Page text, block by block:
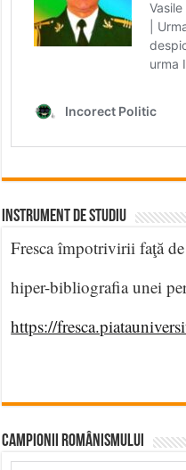
INSTRUMENT DE STUDIU
Fresca împotrivirii faţă
hiper-bibliografia unei
https://
CAMPIONII ROMÂNISMULUI